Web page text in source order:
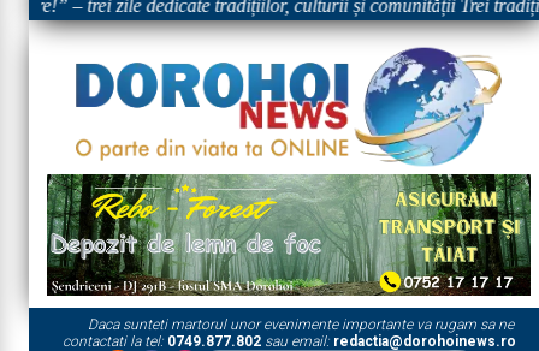
– trei zile dedicate tradițiilor, culturii și comunității Trei
Daca sunteti martorul unor evenimente importante va rugam sa ne
contactati la tel: 0749.877.802sau email: redactia@dorohoinews.ro